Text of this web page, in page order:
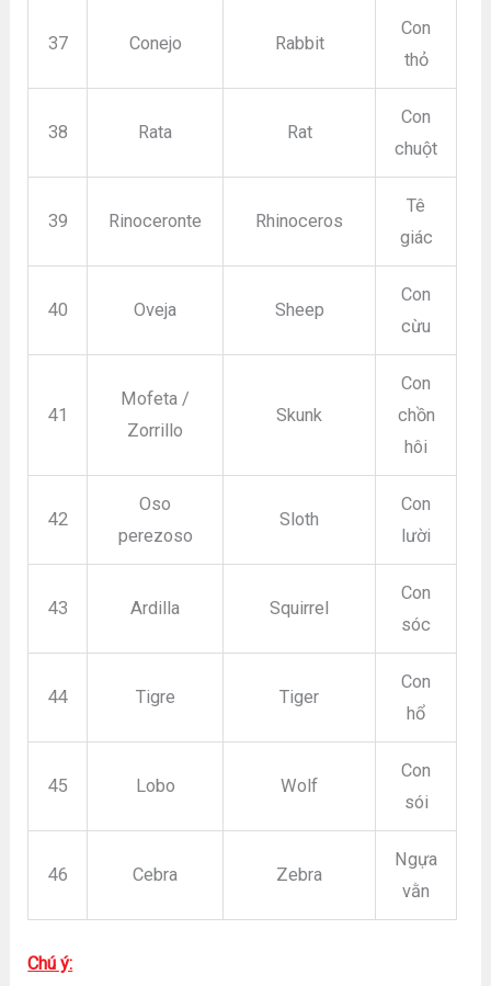
37 Conejo Rabbit
Con
thỏ
38 Rata Rat
Con
chuột
39 Rinoceronte Rhinoceros
Tê
giác
40 Oveja Sheep
Con
cừu
41
Mofeta /
Zorrillo
Skunk
Con
chồn
hôi
42
Oso
perezoso
Sloth
Con
lười
43 Ardilla Squirrel
Con
sóc
44 Tigre Tiger
Con
hổ
45 Lobo Wolf
Con
sói
46 Cebra Zebra
Ngựa
vằn
Chú ý: